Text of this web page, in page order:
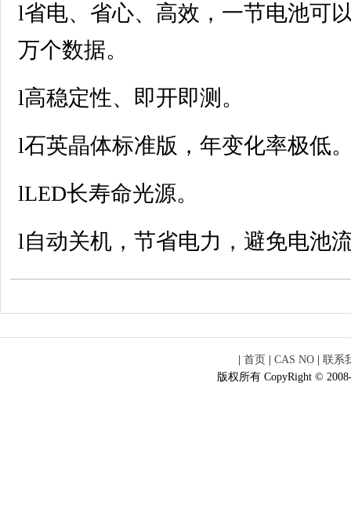
l省电、省心、高效，一节电池可
万个数据。
l高稳定性、即开即测。
l石英晶体标准版，年变化率极低
lLED长寿命光源。
l自动关机，节省电力，避免电池
首页 CAS NO
联系
版权所有 CopyRight ©